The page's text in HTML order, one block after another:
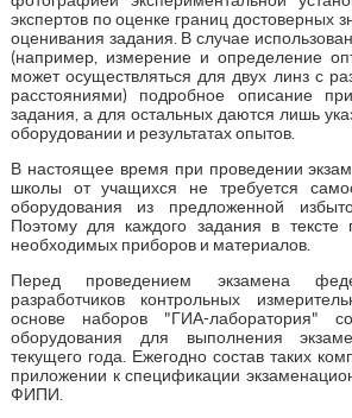
экспертов по оценке границ достоверных
оценивания задания. В случае
(например, измерение и определение
может осуществляться для двух линз с
расстояниями) подробное описание
задания, а для остальных даются лишь
оборудовании и результатах опытов.
В настоящее время при проведении
школы от учащихся не требуется
оборудования из предложенной
Поэтому для каждого задания в тексте
необходимых приборов и материалов.
Перед проведением экзамена
разработчиков контрольных
основе наборов "ГИА-лаборатория"
оборудования для выполнения
текущего года. Ежегодно состав таких
приложении к спецификации
ФИПИ.